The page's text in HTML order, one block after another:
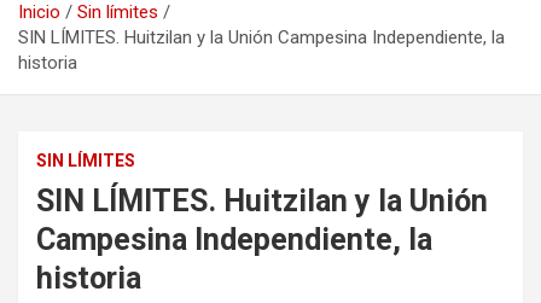
Inicio
Sin límites
SIN LÍMITES. Huitzilan y la Unión Campesina Independiente, la
historia
SIN LÍMITES
SIN LÍMITES. Huitzilan y la Unión
Campesina Independiente, la
historia